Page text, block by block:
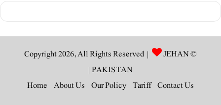
© Copyright 2026, All Rights Reserved |
JEHAN
PAKISTAN
|
Contact Us
Tariff
Our Policy
About Us
Home